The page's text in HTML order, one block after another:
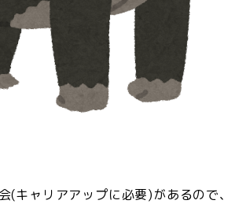
(キャリアアップに必要)があるので、